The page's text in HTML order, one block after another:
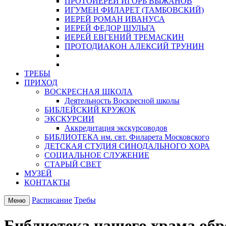
ИГУМЕН ФИЛАРЕТ (ТАМБОВСКИЙ)
ИЕРЕЙ РОМАН ИВАНУСА
ИЕРЕЙ ФЕДОР ШУЛЬГА
ИЕРЕЙ ЕВГЕНИЙ ТРЕМАСКИН
ПРОТОДИАКОН АЛЕКСИЙ ТРУНИН
ТРЕБЫ
ПРИХОД
ВОСКРЕСНАЯ ШКОЛА
Деятельность Воскресной школы
БИБЛЕЙСКИЙ КРУЖОК
ЭКСКУРСИИ
Аккредитация экскурсоводов
БИБЛИОТЕКА им. свт. Филарета Московского
ДЕТСКАЯ СТУДИЯ СИНОДАЛЬНОГО ХОРА
СОЦИАЛЬНОЕ СЛУЖЕНИЕ
СТАРЫЙ СВЕТ
МУЗЕЙ
КОНТАКТЫ
Меню Расписание Требы